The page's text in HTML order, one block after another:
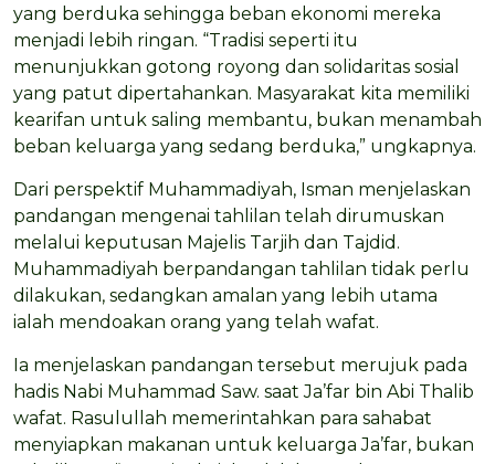
yang berduka sehingga beban ekonomi mereka
menjadi lebih ringan. “Tradisi seperti itu
menunjukkan gotong royong dan solidaritas sosial
yang patut dipertahankan. Masyarakat kita memiliki
kearifan untuk saling membantu, bukan menambah
beban keluarga yang sedang berduka,” ungkapnya.
Dari perspektif Muhammadiyah, Isman menjelaskan
pandangan mengenai tahlilan telah dirumuskan
melalui keputusan Majelis Tarjih dan Tajdid.
Muhammadiyah berpandangan tahlilan tidak perlu
dilakukan, sedangkan amalan yang lebih utama
ialah mendoakan orang yang telah wafat.
Ia menjelaskan pandangan tersebut merujuk pada
hadis Nabi Muhammad Saw. saat Ja’far bin Abi Thalib
wafat. Rasulullah memerintahkan para sahabat
menyiapkan makanan untuk keluarga Ja’far, bukan